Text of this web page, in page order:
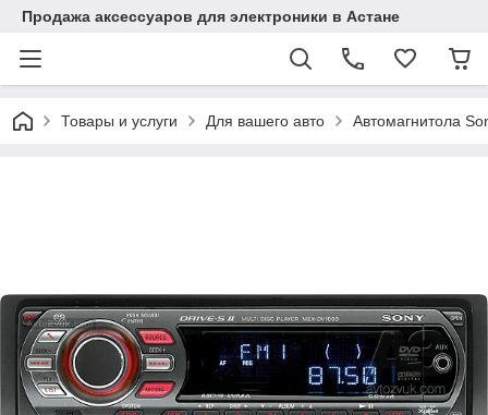
Продажа аксессуаров для электроники в Астане
Товары и услуги Для вашего авто Автомагнитола